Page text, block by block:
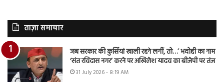
ताज़ा समाचार
जब सरकार की कुर्सियां खाली रहने लगीं, तो…’ भदोही का नाम
‘संत रविदास नगर’ करने पर अखिलेश यादव का बीजेपी पर तंज
31 July 2026 - 8:19 AM